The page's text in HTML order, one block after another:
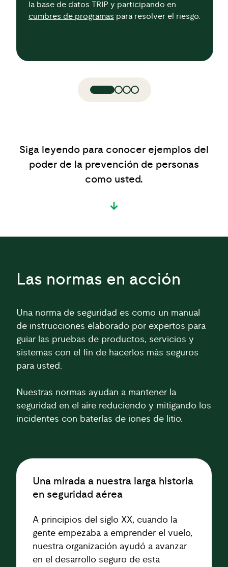
la base de datos TRIP y participando en
cumbres de programas para resolver el riesgo.
Siga leyendo para conocer ejemplos del
poder de la prevención de personas
como usted.
Las normas en acción
Una norma de seguridad es como un manual
de instrucciones elaborado por expertos para
guiar las pruebas de productos, servicios y
sistemas con el fin de hacerlos más seguros
para usted.
Nuestras normas ayudan a mantener la
seguridad en el aire reduciendo y mitigando los
incidentes con baterías de iones de litio.
Una mirada a nuestra larga historia
en seguridad aérea
A principios del siglo XX, cuando la
gente empezaba a emprender el vuelo,
nuestra organización ayudó a avanzar
en el desarrollo seguro de esta